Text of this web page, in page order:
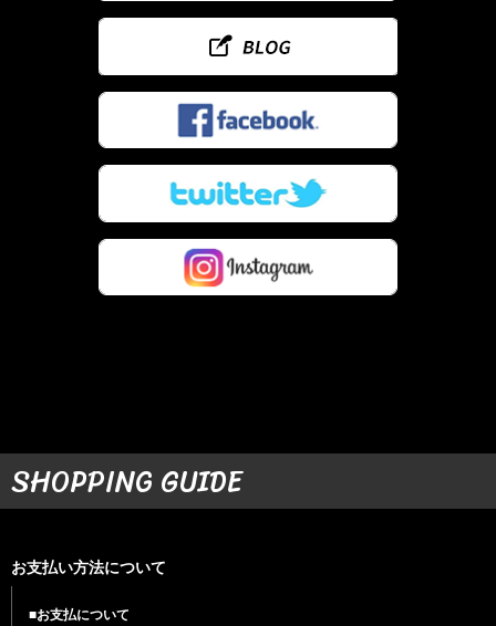
SHOPPING GUIDE
お支払い方法について
■お支払について